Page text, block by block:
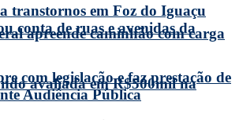
apreende caminhão com carga
avaliada em R$500mil na
transtornos em Foz do Iguaçu
conta de ruas e avenidas da
com legislação e faz prestação de
Audiência Pública